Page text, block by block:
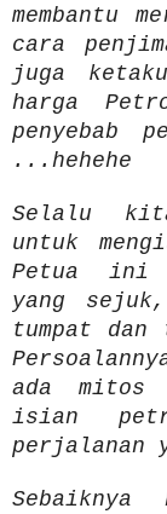
membantu
cara
juga
harga
penyebab
...hehehe
Selalu
untuk
Petua ini
yang
tumpat
ada mitos
isian
perjalanan